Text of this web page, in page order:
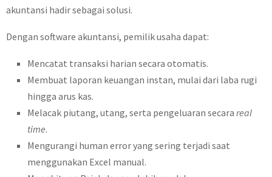
akuntansi hadir sebagai solusi.
Dengan software akuntansi, pemilik usaha dapat:
Mencatat transaksi harian secara otomatis.
Membuat laporan keuangan instan, mulai dari laba rugi
hingga arus kas.
Melacak piutang, utang, serta pengeluaran secara real
time.
Mengurangi human error yang sering terjadi saat
menggunakan Excel manual.